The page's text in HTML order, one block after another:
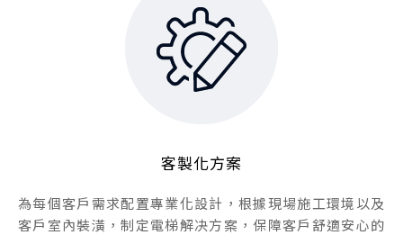
客製化方案
為每個客戶需求配置專業化設計，根據現場施工環境以及
客戶室內裝潢，制定電梯解决方案，保障客戶舒適安心的